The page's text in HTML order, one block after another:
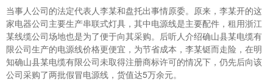
当事人公司的法定代表人李某和盘托出事情原委。原来，李某开的这
家电器公司主要生产串联式灯具，其中电源线是主要配件，租用浙江
某线缆公司场地也是为了便于向其采购。后听人介绍确山县某电缆有
限公司生产的电源线价格更便宜，为节省成本，李某铤而走险，在明
知确山县某电缆有限公司未取得注册商标许可的情况下，仍先后向该
公司采购了两批假冒电源线，货值达5万余元。